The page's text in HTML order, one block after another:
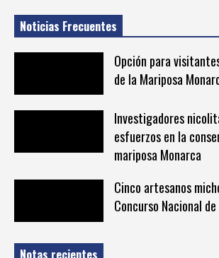
Noticias Frecuentes
Opción para
de la Mariposa
Investigadores
esfuerzos en la
mariposa Monarca
Cinco artesanos
Concurso Nacional
Notas recientes